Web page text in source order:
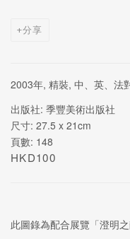
分享
2003年, 精裝, 中、英、法
出版社: 季豐美術出版社
尺寸: 27.5 x 21cm
頁數: 148
HKD100
此圖錄為配合展覽「澄明之